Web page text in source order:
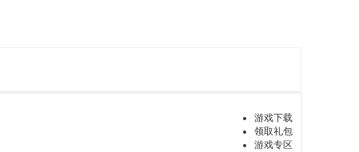
游戏下载
领取礼包
游戏专区